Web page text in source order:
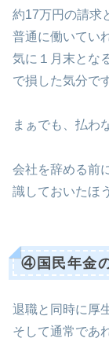
約17万円の請求
普通に働いてい
気に１月末とな
で損した気分で
まぁでも、払わ
会社を辞める前
識しておいたほ
④国民年金
退職と同時に厚
そして通常であ